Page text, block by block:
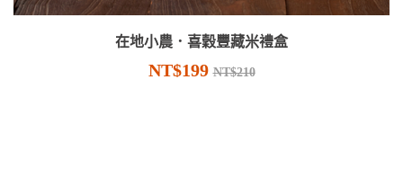
在地小農．喜穀豐藏米禮盒
NT$199NT$210